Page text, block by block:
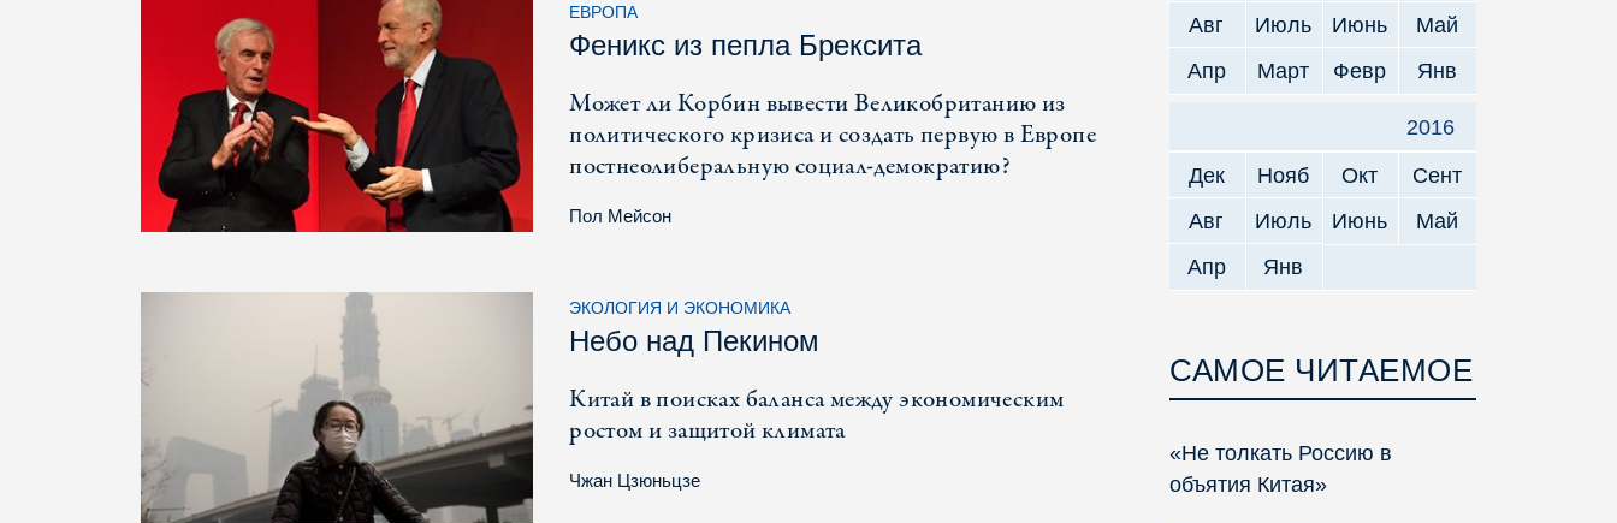
ЕВРОПА
Феникс из пепла Брексита
Может ли Корбин вывести Великобританию из
политического кризиса и создать первую в Европе
постнеолиберальную социал-демократию?
Пол Мейсон
ЭКОЛОГИЯ И ЭКОНОМИКА
Небо над Пекином
Китай в поисках баланса между экономическим
ростом и защитой климата
Чжан Цзюньцзе
Авг
Июль Июнь
Май
Апр
Март Февр Янв
2016
Дек
Нояб Окт
Сент
Авг
Июль Июнь
Май
Апр
Янв
САМОЕ ЧИТАЕМОЕ
«Не толкать Россию в
объятия Китая»